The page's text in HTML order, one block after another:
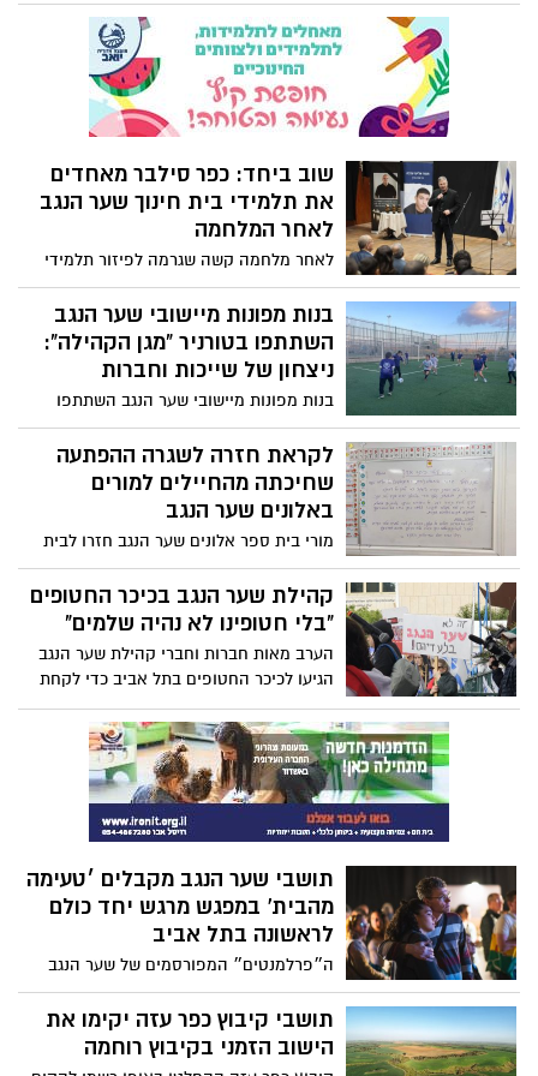
התקיימה ביוזמת תושבי שדרות, שער הנגב
ואשכול ובה השתתפו בני משפחות חטופים.
שוב ביחד: כפר סילבר מאחדים
את תלמידי בית חינוך שער הנגב
לאחר המלחמה
לאחר מלחמה קשה שגרמה לפיזור תלמידי
בית חינוך שער הנגב ברחבי הארץ, נחנכה
אתמול מסגרת חדשה של פנימייה שתאפשר
ל-50 מתלמידי שכבת י"ב לחזור ולחיות יחד
עם חבריהם.
בנות מפונות מיישובי שער הנגב
השתתפו בטורניר "מגן הקהילה":
ניצחון של שייכות וחברות
בנות מפונות מיישובי שער הנגב השתתפו
בטורניר כדורגל מיוחד של ארגון "החלוץ"
והחברה למתנ"סים, וחוו תחושת שייכות
וספורטיביות.
לקראת חזרה לשגרה ההפתעה
שחיכתה מהחיילים למורים
באלונים שער הנגב
מורי בית ספר אלונים שער הנגב חזרו לבית
הספר כדי להכין אותו לפתיחה המחודשת
וראו את ההודעה המרגשת הזו על הלוח.
החיילים ישנו בבית הספר במשך תקופה
תודה!
קהילת שער הנגב בכיכר החטופים
"בלי חטופינו לא נהיה שלמים"
הערב מאות חברות וחברי קהילת שער הנגב
הגיעו לכיכר החטופים בתל אביב כדי לקחת
חלק בקבלת השבת בשבועית של קיבוץ נחל
עוז בשיתוף מועצה אזורית שער הנגב.
תושבי שער הנגב מקבלים ׳טעימה
מהבית’ במפגש מרגש יחד כולם
לראשונה בתל אביב
ה״פרלמנטים״ המפורסמים של שער הנגב
נפתחו היום באירוע מיוחד באקספו בתל
אביב.
תושבי קיבוץ כפר עזה יקימו את
הישוב הזמני בקיבוץ רוחמה